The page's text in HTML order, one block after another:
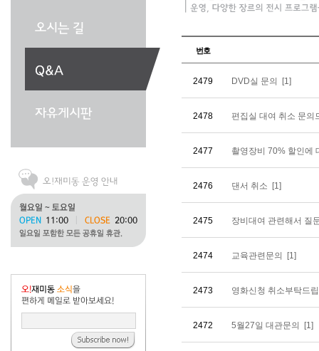
번호
2479 DVD실 문의 [1]
2478 편집실 대여 취소 문
2477 촬영장비 70% 할인에
2476 댄서 취소 [1]
2475 장비대여 관련해서 질
2474 교육관련문의 [1]
2473 영화신청 취소부탁드
2472 5월27일 대관문의 [1]